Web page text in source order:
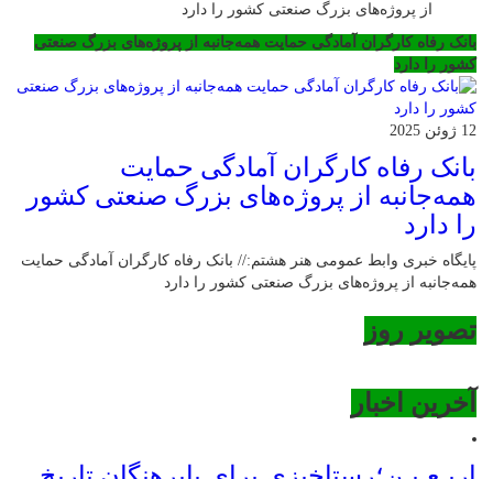
از پروژه‌های بزرگ صنعتی کشور را دارد
بانک رفاه کارگران آمادگی حمایت همه‌جانبه از پروژه‌های بزرگ صنعتی
کشور را دارد
12 ژوئن 2025
بانک رفاه کارگران آمادگی حمایت
همه‌جانبه از پروژه‌های بزرگ صنعتی کشور
را دارد
پایگاه خبری وابط عمومی هنر هشتم:// بانک رفاه کارگران آمادگی حمایت
همه‌جانبه از پروژه‌های بزرگ صنعتی کشور را دارد
تصویر روز
آخرین اخبار